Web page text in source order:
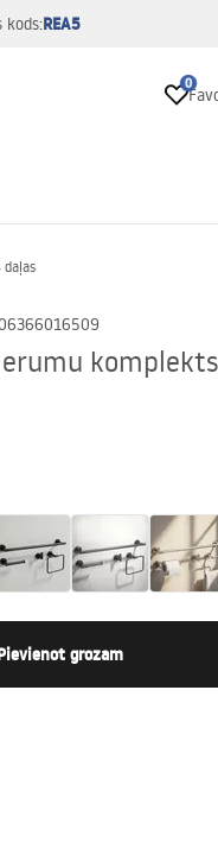
kods:REA5
0
daļas
komplekts
grozam